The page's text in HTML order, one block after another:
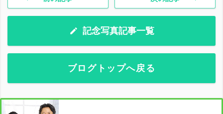
記念写真記事一覧
ブログトップへ戻る